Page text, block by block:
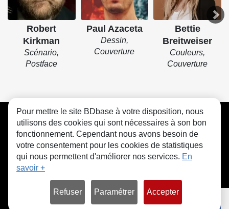
Robert
Kirkman
Scénario,
Postface
Paul Azaceta
Dessin,
Couverture
Bettie
Breitweiser
Couleurs,
Couverture
CGU FAQ Contact Cookies
Pour mettre le site BDbase à votre disposition, nous
utilisons des cookies qui sont nécessaires à son bon
fonctionnement. Cependant nous avons besoin de
votre consentement pour les cookies de statistiques
qui nous permettent d'améliorer nos services. En
savoir +
Refuser Paramétrer Accepter